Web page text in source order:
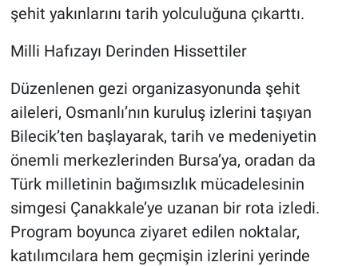
şehit yakınlarını tarih yolculuğuna çıkarttı.
Milli Hafızayı Derinden Hissettiler
Düzenlenen gezi organizasyonunda şehit
aileleri, Osmanlı’nın kuruluş izlerini taşıyan
Bilecik’ten başlayarak, tarih ve medeniyetin
önemli merkezlerinden Bursa’ya, oradan da
Türk milletinin bağımsızlık mücadelesinin
simgesi Çanakkale’ye uzanan bir rota izledi.
Program boyunca ziyaret edilen noktalar,
katılımcılara hem geçmişin izlerini yerinde